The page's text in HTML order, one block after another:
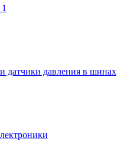
датчики давления в шинах